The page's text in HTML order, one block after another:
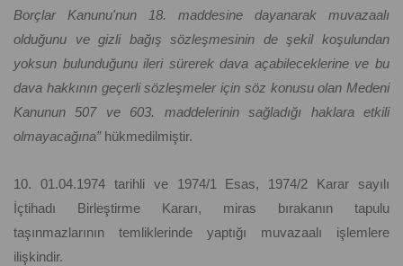
Borçlar Kanunu'nun 18. maddesine dayanarak muvazaalı
olduğunu ve gizli bağış sözleşmesinin de şekil koşulundan
yoksun bulunduğunu ileri sürerek dava açabileceklerine ve bu
dava hakkının geçerli sözleşmeler için söz konusu olan Medeni
Kanunun 507 ve 603. maddelerinin sağladığı haklara etkili
olmayacağına” hükmedilmiştir.
10. 01.04.1974 tarihli ve 1974/1 Esas, 1974/2 Karar sayılı
İçtihadı Birleştirme Kararı, miras bırakanın tapulu
taşınmazlarının temliklerinde yaptığı muvazaalı işlemlere
ilişkindir.